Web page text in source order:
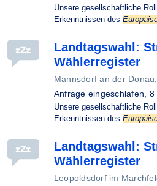
Unsere gesellschaftliche
Erkenntnissen des
Landtagswahl:
Wählerregister
Mannsdorf an der
Anfrage eingeschlafen, 8
Unsere gesellschaftliche
Erkenntnissen des
Landtagswahl:
Wählerregister
Leopoldsdorf im